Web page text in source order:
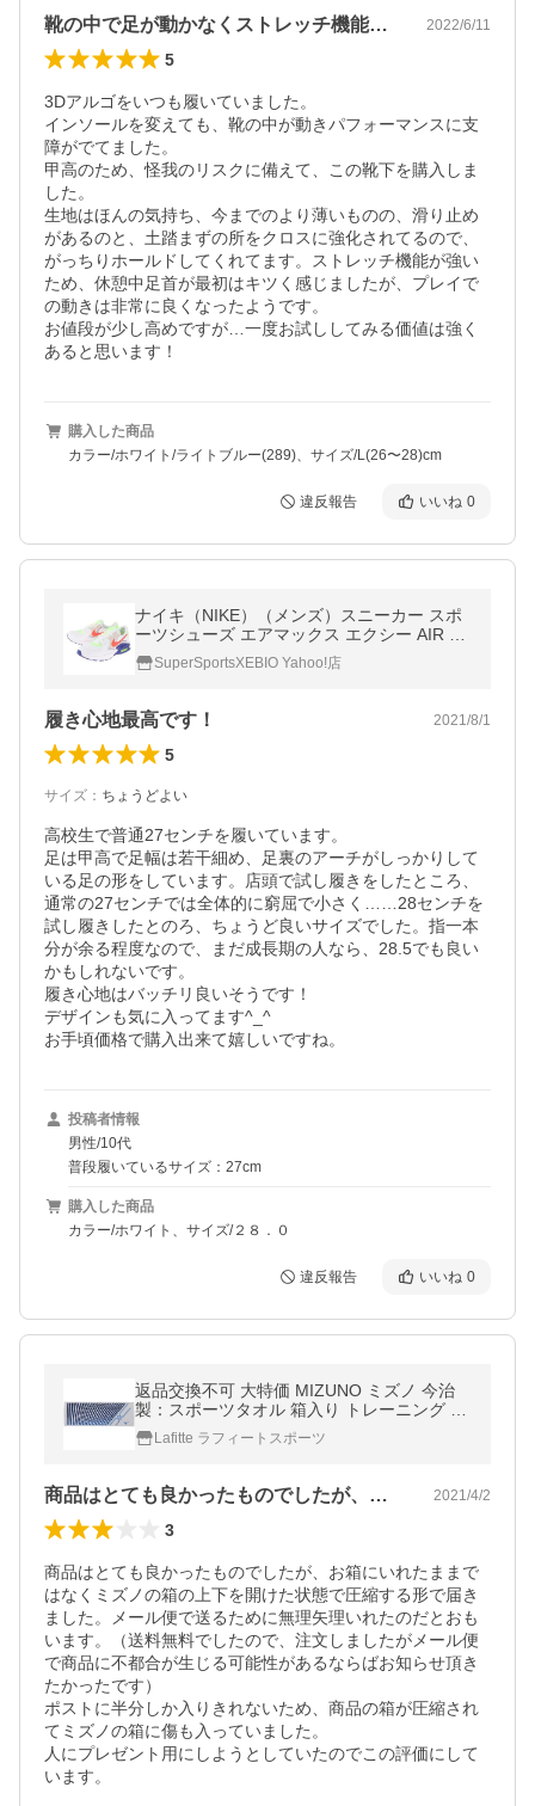
靴の中で足が動かなくストレッチ機能ヨシ！ 2022/6/11
5
3Dアルゴをいつも履いていました。
インソールを変えても、靴の中が動きパフォーマンスに支
障がでてました。
甲高のため、怪我のリスクに備えて、この靴下を購入しま
した。
生地はほんの気持ち、今までのより薄いものの、滑り止め
があるのと、土踏まずの所をクロスに強化されてるので、
がっちりホールドしてくれてます。ストレッチ機能が強い
ため、休憩中足首が最初はキツく感じましたが、プレイで
の動きは非常に良くなったようです。
お値段が少し高めですが…一度お試ししてみる価値は強く
あると思います！
購入した商品
カラー/ホワイト/ライトブルー(289)、サイズ/L(26〜28)cm
違反報告 いいね 0
ナイキ（NIKE）（メンズ）スニーカー スポ
ーツシューズ エアマックス エクシー AIR M
AX AMD DD2985-100
SuperSportsXEBIO Yahoo!店
履き心地最高です！ 2021/8/1
5
サイズ ： ちょうどよい
高校生で普通27センチを履いています。
足は甲高で足幅は若干細め、足裏のアーチがしっかりして
いる足の形をしています。店頭で試し履きをしたところ、
通常の27センチでは全体的に窮屈で小さく……28センチを
試し履きしたとのろ、ちょうど良いサイズでした。指一本
分が余る程度なので、まだ成長期の人なら、28.5でも良い
かもしれないです。
履き心地はバッチリ良いそうです！
デザインも気に入ってます^_^
お手頃価格で購入出来て嬉しいですね。
投稿者情報
男性/10代
普段履いているサイズ：27cm
購入した商品
カラー/ホワイト、サイズ/２８．０
違反報告 いいね 0
返品交換不可 大特価 MIZUNO ミズノ 今治
製：スポーツタオル 箱入り トレーニング ア
パレル 32JY010101
Lafitte ラフィートスポーツ
商品はとても良かったものでしたが、お箱… 2021/4/2
3
商品はとても良かったものでしたが、お箱にいれたままで
はなくミズノの箱の上下を開けた状態で圧縮する形で届き
ました。メール便で送るために無理矢理いれたのだとおも
います。（送料無料でしたので、注文しましたがメール便
で商品に不都合が生じる可能性があるならばお知らせ頂き
たかったです）
ポストに半分しか入りきれないため、商品の箱が圧縮され
てミズノの箱に傷も入っていました。
人にプレゼント用にしようとしていたのでこの評価にして
います。